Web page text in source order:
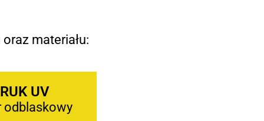
materiału:
UV
odblaskowy